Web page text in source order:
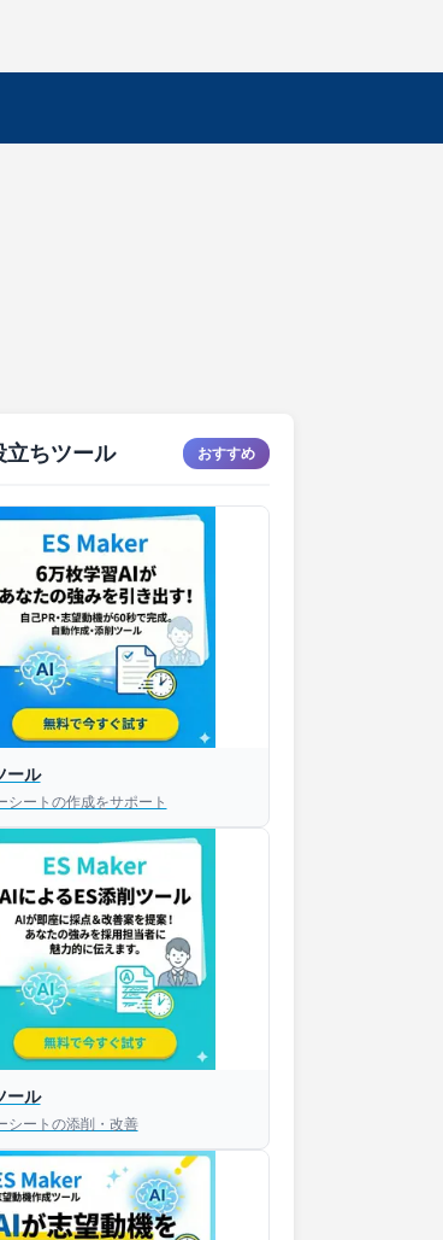
立ちツール おすすめ
ール
シートの作成をサポート
ール
シートの添削・改善